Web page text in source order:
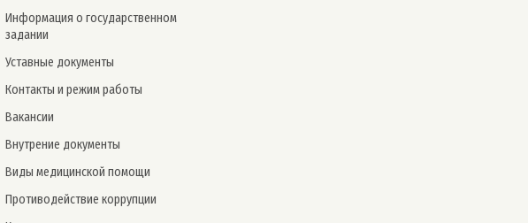
Информация о государственном
задании
Уставные документы
Контакты и режим работы
Вакансии
Внутрение документы
Виды медицинской помощи
Противодействие коррупции